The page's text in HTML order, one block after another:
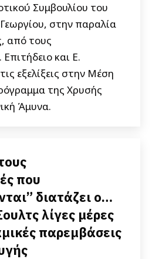
Συμβουλίου του
στην παραλία
από τους
και Ε.
εξελίξεις στην Μέση
της Χρυσής
Άμυνα.
που
διατάζει ο…
λίγες μέρες
παρεμβάσεις